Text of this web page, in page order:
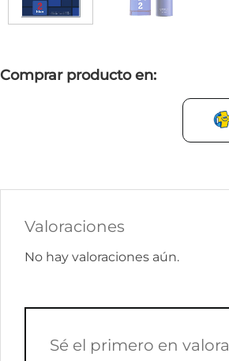
Comprar producto en:
Valoraciones
No hay valoraciones aún.
Sé el primero en